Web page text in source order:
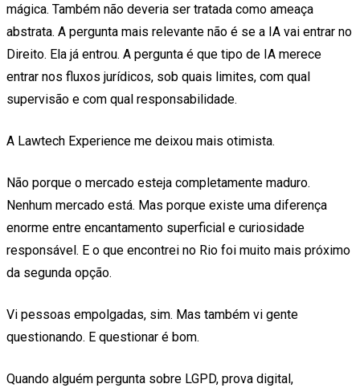
mágica. Também não deveria ser tratada como ameaça
abstrata. A pergunta mais relevante não é se a IA vai entrar no
Direito. Ela já entrou. A pergunta é que tipo de IA merece
entrar nos fluxos jurídicos, sob quais limites, com qual
supervisão e com qual responsabilidade.
A Lawtech Experience me deixou mais otimista.
Não porque o mercado esteja completamente maduro.
Nenhum mercado está. Mas porque existe uma diferença
enorme entre encantamento superficial e curiosidade
responsável. E o que encontrei no Rio foi muito mais próximo
da segunda opção.
Vi pessoas empolgadas, sim. Mas também vi gente
questionando. E questionar é bom.
Quando alguém pergunta sobre LGPD, prova digital,